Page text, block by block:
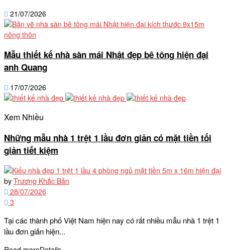
21/07/2026
Mẫu thiết kế nhà sàn mái Nhật đẹp bê tông hiện đại
anh Quang
17/07/2026
Xem Nhiều
Những mẫu nhà 1 trệt 1 lầu đơn giản có mặt tiền tối
giản tiết kiệm
by Trương Khắc Bản
28/07/2026
3
Tại các thành phố Việt Nam hiện nay có rất nhiều mẫu nhà 1 trệt 1
lầu đơn giản hiện...